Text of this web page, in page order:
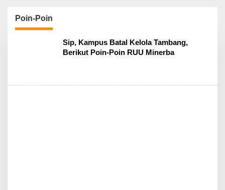
Poin-Poin
Sip, Kampus Batal Kelola Tambang,
Berikut Poin-Poin RUU Minerba